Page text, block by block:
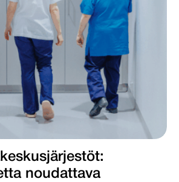
noudattava